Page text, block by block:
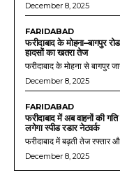
December 8, 2025
FARIDABAD
फरीदाबाद के मोहना–बागपुर
हादसों का खतरा तेज
फरीदाबाद के मोहना से बागपुर
December 8, 2025
FARIDABAD
फरीदाबाद में अब वाहनों की
लगेगा स्पीड रडार नेटवर्क
फरीदाबाद में बढ़ती तेज रफ्तार
December 8, 2025